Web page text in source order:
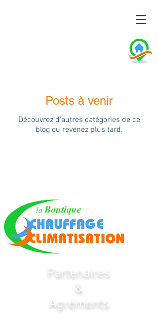
Posts à venir
Découvrez d'autres catégories de ce
blog ou revenez plus tard.
Partenaires
&
Agréments